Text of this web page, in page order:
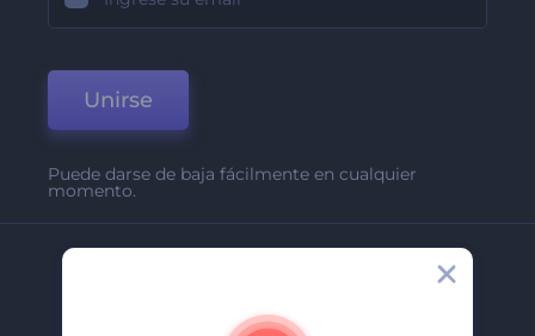
Unirse
Puede darse de baja fácilmente en cualquier
momento.